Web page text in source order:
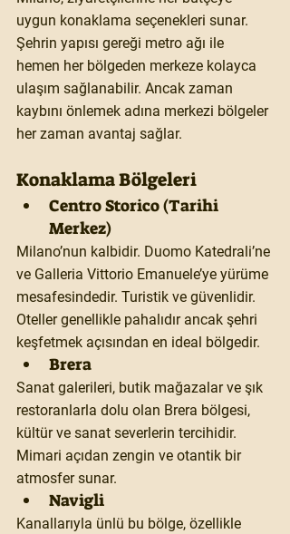
uygun konaklama seçenekleri sunar.
Şehrin yapısı gereği metro ağı ile
hemen her bölgeden merkeze kolayca
ulaşım sağlanabilir. Ancak zaman
kaybını önlemek adına merkezi bölgeler
her zaman avantaj sağlar.
Konaklama Bölgeleri
Centro Storico (Tarihi
Merkez)
Milano’nun kalbidir. Duomo Katedrali’ne
ve Galleria Vittorio Emanuele’ye yürüme
mesafesindedir. Turistik ve güvenlidir.
Oteller genellikle pahalıdır ancak şehri
keşfetmek açısından en ideal bölgedir.
Brera
Sanat galerileri, butik mağazalar ve şık
restoranlarla dolu olan Brera bölgesi,
kültür ve sanat severlerin tercihidir.
Mimari açıdan zengin ve otantik bir
atmosfer sunar.
Navigli
Kanallarıyla ünlü bu bölge, özellikle